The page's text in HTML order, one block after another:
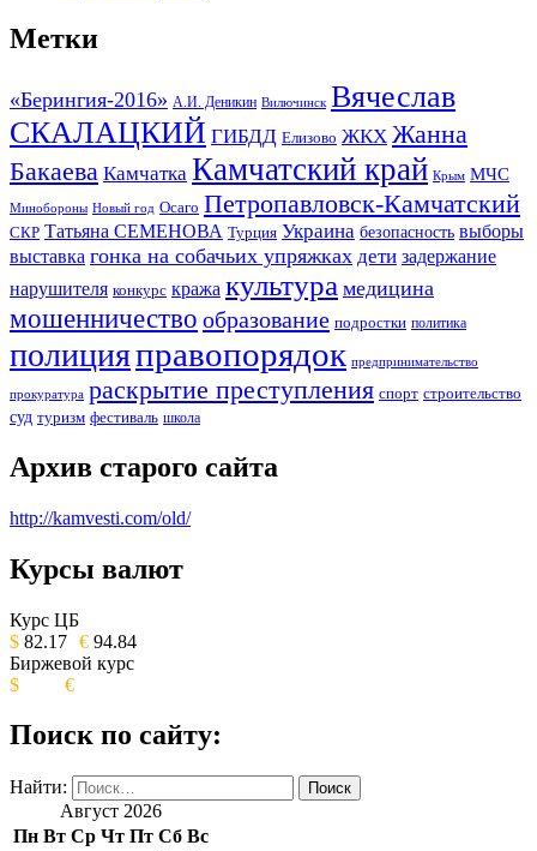
Метки
«Берингия-2016» А.И. Деникин Вилючинск Вячеслав
СКАЛАЦКИЙ ГИБДД Елизово ЖКХ Жанна
Бакаева Камчатка Камчатский край Крым МЧС
Минобороны Новый год Осаго Петропавловск-Камчатский
СКР Татьяна СЕМЕНОВА Турция Украина безопасность выборы
выставка гонка на собачьих упряжках дети задержание
нарушителя конкурс кража культура медицина
мошенничество образование подростки политика
полицияправопорядок предпринимательство
прокуратура раскрытие преступления спорт строительство
суд туризм фестиваль школа
Архив старого сайта
http://kamvesti.com/old/
ОБЩЕСТВЕННО-ПОЛИТИЧЕСКОЕ
ИЗДАНИЕ КАМЧАТСКОГО КРАЯ.
Курсы валют
Курс ЦБ
$ 82.17 € 94.84
Биржевой курс
$
€
Поиск по сайту:
Найти:
Август 2026
Пн Вт Ср Чт Пт Сб Вс